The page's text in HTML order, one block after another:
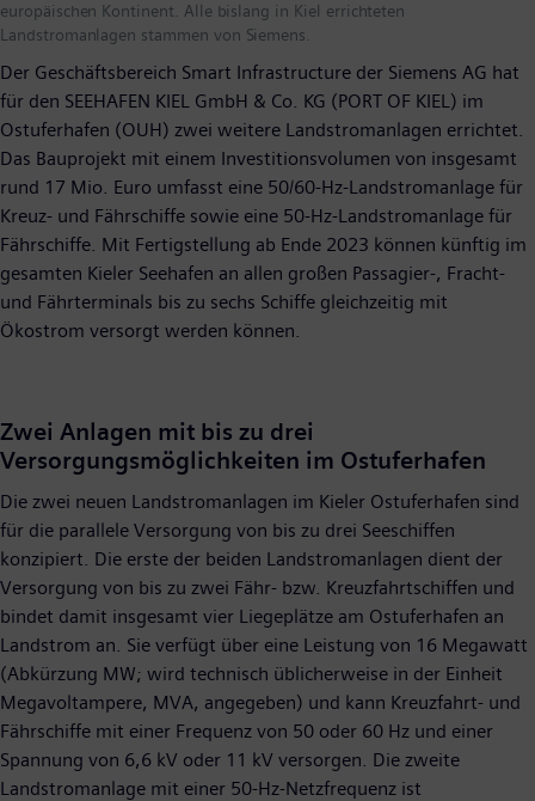
europäischen Kontinent. Alle bislang in Kiel errichteten
Landstromanlagen stammen von Siemens.
Der Geschäftsbereich Smart Infrastructure der Siemens AG hat
für den SEEHAFEN KIEL GmbH & Co. KG (PORT OF KIEL) im
Ostuferhafen (OUH) zwei weitere Landstromanlagen errichtet.
Das Bauprojekt mit einem Investitionsvolumen von insgesamt
rund 17 Mio. Euro umfasst eine 50/60-Hz-Landstromanlage für
Kreuz- und Fährschiffe sowie eine 50-Hz-Landstromanlage für
Fährschiffe. Mit Fertigstellung ab Ende 2023 können künftig im
gesamten Kieler Seehafen an allen großen Passagier-, Fracht-
und Fährterminals bis zu sechs Schiffe gleichzeitig mit
Ökostrom versorgt werden können.
Zwei Anlagen mit bis zu drei
Versorgungsmöglichkeiten im Ostuferhafen
Die zwei neuen Landstromanlagen im Kieler Ostuferhafen sind
für die parallele Versorgung von bis zu drei Seeschiffen
konzipiert. Die erste der beiden Landstromanlagen dient der
Versorgung von bis zu zwei Fähr- bzw. Kreuzfahrtschiffen und
bindet damit insgesamt vier Liegeplätze am Ostuferhafen an
Landstrom an. Sie verfügt über eine Leistung von 16 Megawatt
(Abkürzung MW; wird technisch üblicherweise in der Einheit
Megavoltampere, MVA, angegeben) und kann Kreuzfahrt- und
Fährschiffe mit einer Frequenz von 50 oder 60 Hz und einer
Spannung von 6,6 kV oder 11 kV versorgen. Die zweite
Landstromanlage mit einer 50-Hz-Netzfrequenz ist